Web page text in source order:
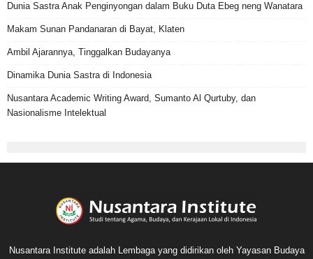
Dunia Sastra Anak Penginyongan dalam Buku Duta Ebeg neng Wanatara
Makam Sunan Pandanaran di Bayat, Klaten
Ambil Ajarannya, Tinggalkan Budayanya
Dinamika Dunia Sastra di Indonesia
Nusantara Academic Writing Award, Sumanto Al Qurtuby, dan
Nasionalisme Intelektual
Nusantara Institute adalah Lembaga yang didirikan oleh Yayasan Budaya